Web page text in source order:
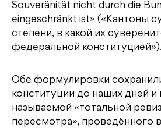
Souveränität nicht durch die
eingeschränkt ist» («Кантоны
степени, в какой их
федеральной конституцией»).
Обе формулировки
конституции до наших дней и
называемой «тотальной
пересмотра», проведённого в